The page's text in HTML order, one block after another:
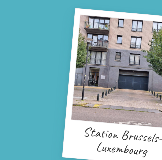
Station Brussels-
Luxembourg